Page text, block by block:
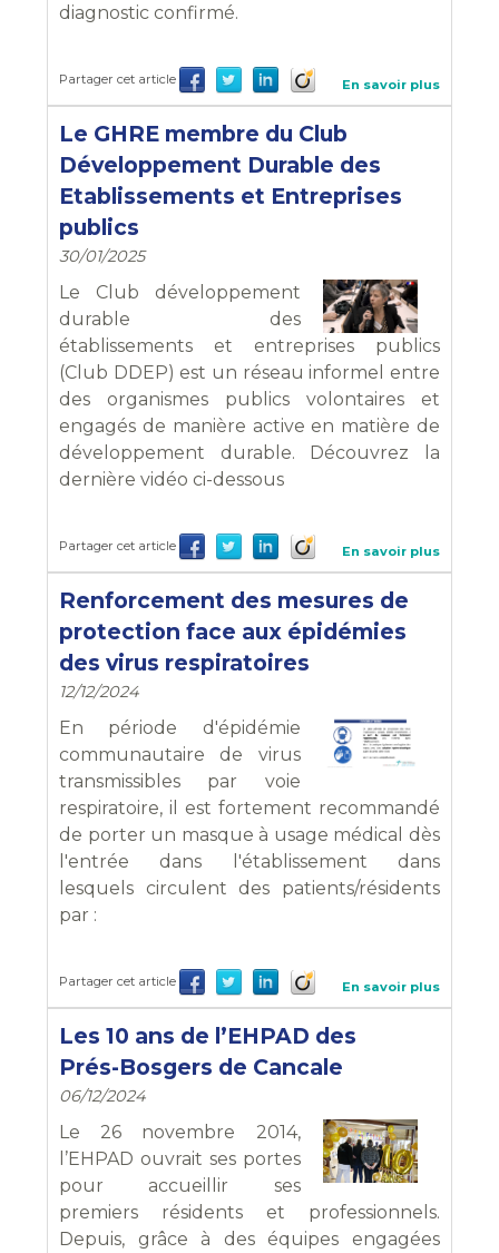
diagnostic confirmé.
Partager cet article En savoir plus
Le GHRE membre du Club
Développement Durable des
Etablissements et Entreprises
publics
30/01/2025
Le Club développement
durable des
établissements et entreprises publics
(Club DDEP) est un réseau informel entre
des organismes publics volontaires et
engagés de manière active en matière de
développement durable. Découvrez la
dernière vidéo ci-dessous
Partager cet article En savoir plus
Renforcement des mesures de
protection face aux épidémies
des virus respiratoires
12/12/2024
En période d'épidémie
communautaire de virus
transmissibles par voie
respiratoire, il est fortement recommandé
de porter un masque à usage médical dès
l'entrée dans l'établissement dans
lesquels circulent des patients/résidents
par :
Partager cet article En savoir plus
Les 10 ans de l’EHPAD des
Prés-Bosgers de Cancale
06/12/2024
Le 26 novembre 2014,
l’EHPAD ouvrait ses portes
pour accueillir ses
premiers résidents et professionnels.
Depuis, grâce à des équipes engagées